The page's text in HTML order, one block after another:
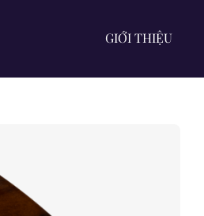
GIỚI THIỆU